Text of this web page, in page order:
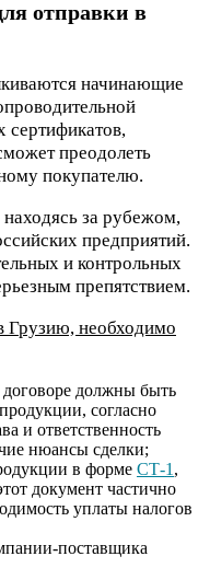
отправки в
начинающие
сертификатов,
преодолеть
покупателю.
за рубежом,
предприятий.
и контрольных
препятствием.
Грузию, необходимо
договоре должны быть
согласно
и ответственность
нюансы сделки;
в форме СТ-1 ,
документ частично
уплаты налогов
поставщика